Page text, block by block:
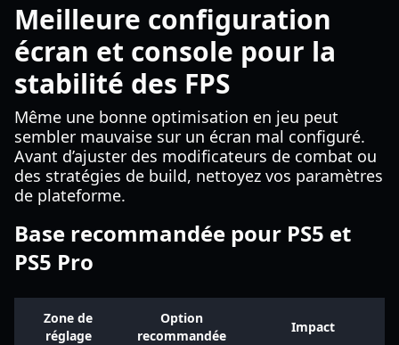
Meilleure configuration
écran et console pour la
stabilité des FPS
Même une bonne optimisation en jeu peut
sembler mauvaise sur un écran mal configuré.
Avant d’ajuster des modificateurs de combat ou
des stratégies de build, nettoyez vos paramètres
de plateforme.
Base recommandée pour PS5 et
PS5 Pro
Zone de
réglage
Option
recommandée
Impact